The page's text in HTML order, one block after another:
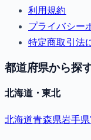
利用規約
プライバシー
特定商取引法
都道府県から探
北海道・東北
北海道青森県岩手県